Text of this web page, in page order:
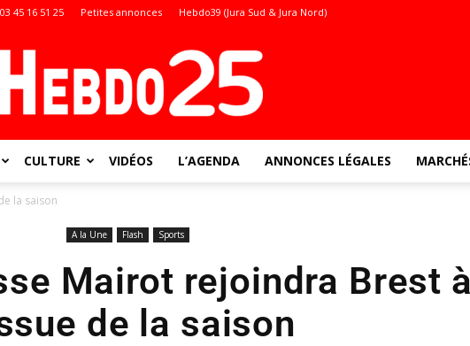
03 45 16 51 25 Petites annonces Hebdo39 (Jura Sud & Jura Nord)
CULTURE VIDÉOS L’AGENDA ANNONCES LÉGALES
la saison
A la Une Flash Sports
Mairot rejoindra Brest à
de la saison